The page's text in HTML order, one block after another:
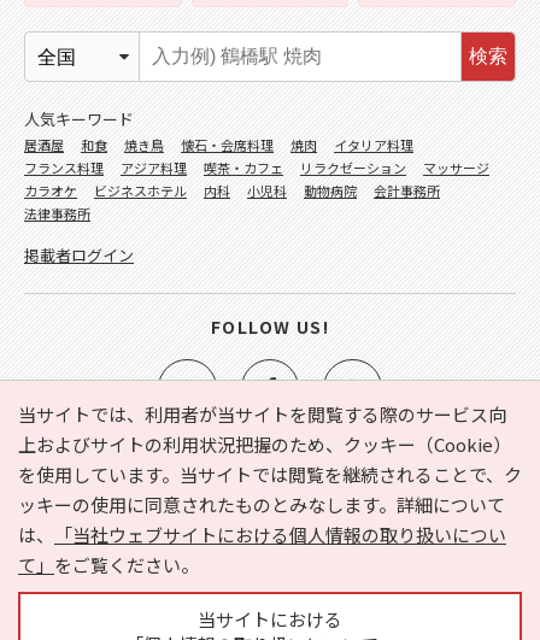
当サイトでは、利用者が当サイトを閲覧する際のサービス向
上およびサイトの利用状況把握のため、クッキー（Cookie）
を使用しています。当サイトでは閲覧を継続されることで、ク
ッキーの使用に同意されたものとみなします。詳細について
は、
「当社ウェブサイトにおける個人情報の取り扱いについ
て」 をご覧ください。
当サイトにおける
e-NAVITA（イーナビタ）とは？ お気に入り
ヘルプ
利用規約
個人情報の取り扱いについて
運営会社
サイトマップ
広告掲載に関するお問い合わせ
検索
人気キーワード
居酒屋 和食 焼き鳥 懐石・会席料理 焼肉
イタリア料理
フランス料理
アジア料理 喫茶・カフェ リラクゼーション
マッサージ
カラオケ
ビジネスホテル 内科 小児科 動物病院
会計事務所
法律事務所
掲載者ログイン
FOLLOW US!